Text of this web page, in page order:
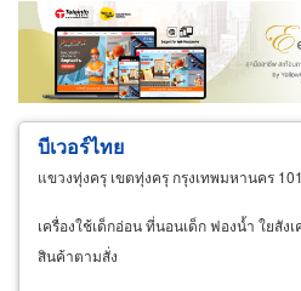
ขายส่ง ขายปลีก ผู้ผ
ผู้ส่งออก/นำเข้า
ธุรกิจบริก
บีเวอร์ไทย
แขวงทุ่งครุ เขตทุ่งครุ กรุงเทพมหานคร
เครื่องใช้เด็กอ่อน ที่นอนเด็ก ฟองน้ำ ใยสัง
สินค้าตามสั่ง